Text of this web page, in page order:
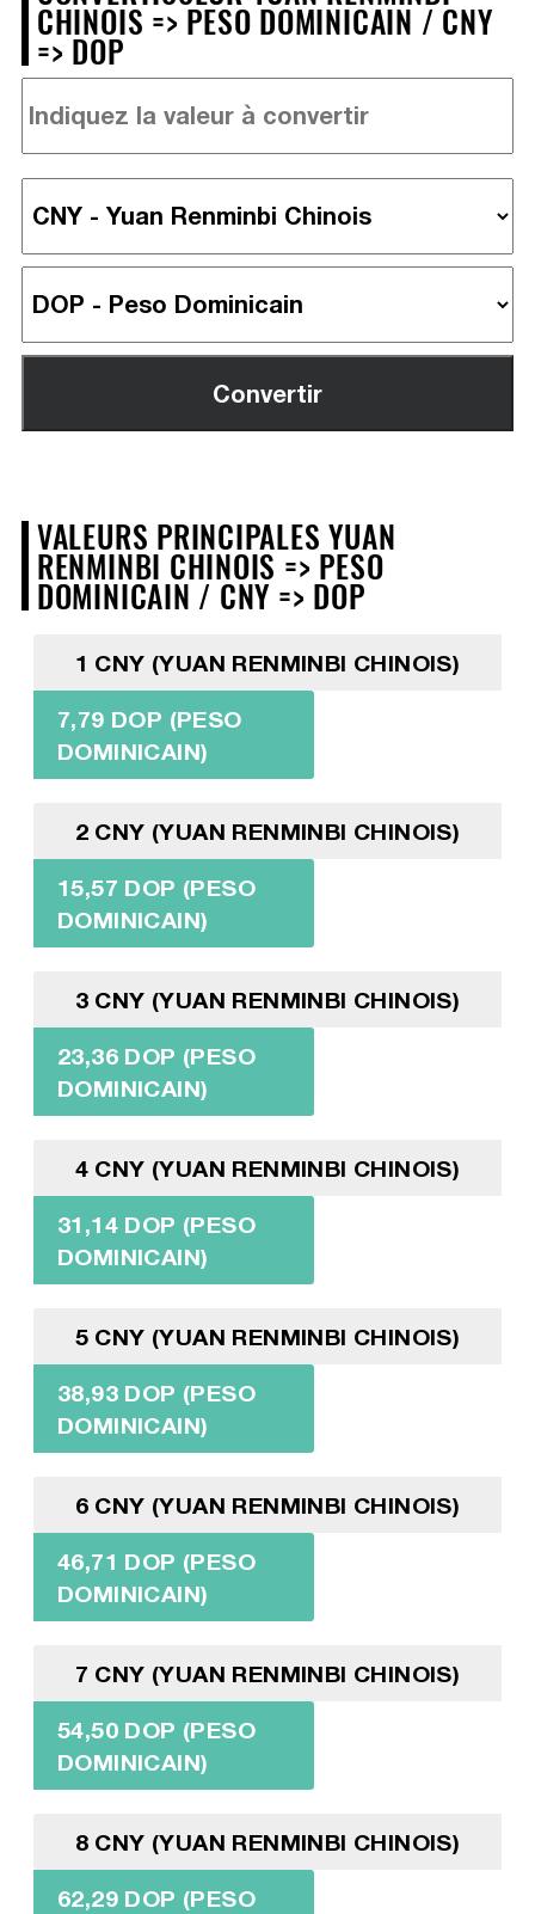
CHINOIS => PESO DOMINICAIN / CNY
=> DOP
VALEURS PRINCIPALES YUAN
RENMINBI CHINOIS => PESO
DOMINICAIN / CNY => DOP
1 CNY (YUAN RENMINBI CHINOIS)
7,79 DOP (PESO
DOMINICAIN)
2 CNY (YUAN RENMINBI CHINOIS)
15,57 DOP (PESO
DOMINICAIN)
3 CNY (YUAN RENMINBI CHINOIS)
23,36 DOP (PESO
DOMINICAIN)
4 CNY (YUAN RENMINBI CHINOIS)
31,14 DOP (PESO
DOMINICAIN)
5 CNY (YUAN RENMINBI CHINOIS)
38,93 DOP (PESO
DOMINICAIN)
6 CNY (YUAN RENMINBI CHINOIS)
46,71 DOP (PESO
DOMINICAIN)
7 CNY (YUAN RENMINBI CHINOIS)
54,50 DOP (PESO
DOMINICAIN)
8 CNY (YUAN RENMINBI CHINOIS)
62,29 DOP (PESO